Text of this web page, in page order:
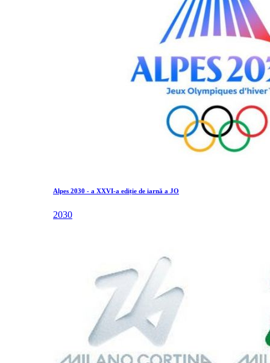
Alpes 2030 - a XXVI-a ediție de iarnă a JO
2030